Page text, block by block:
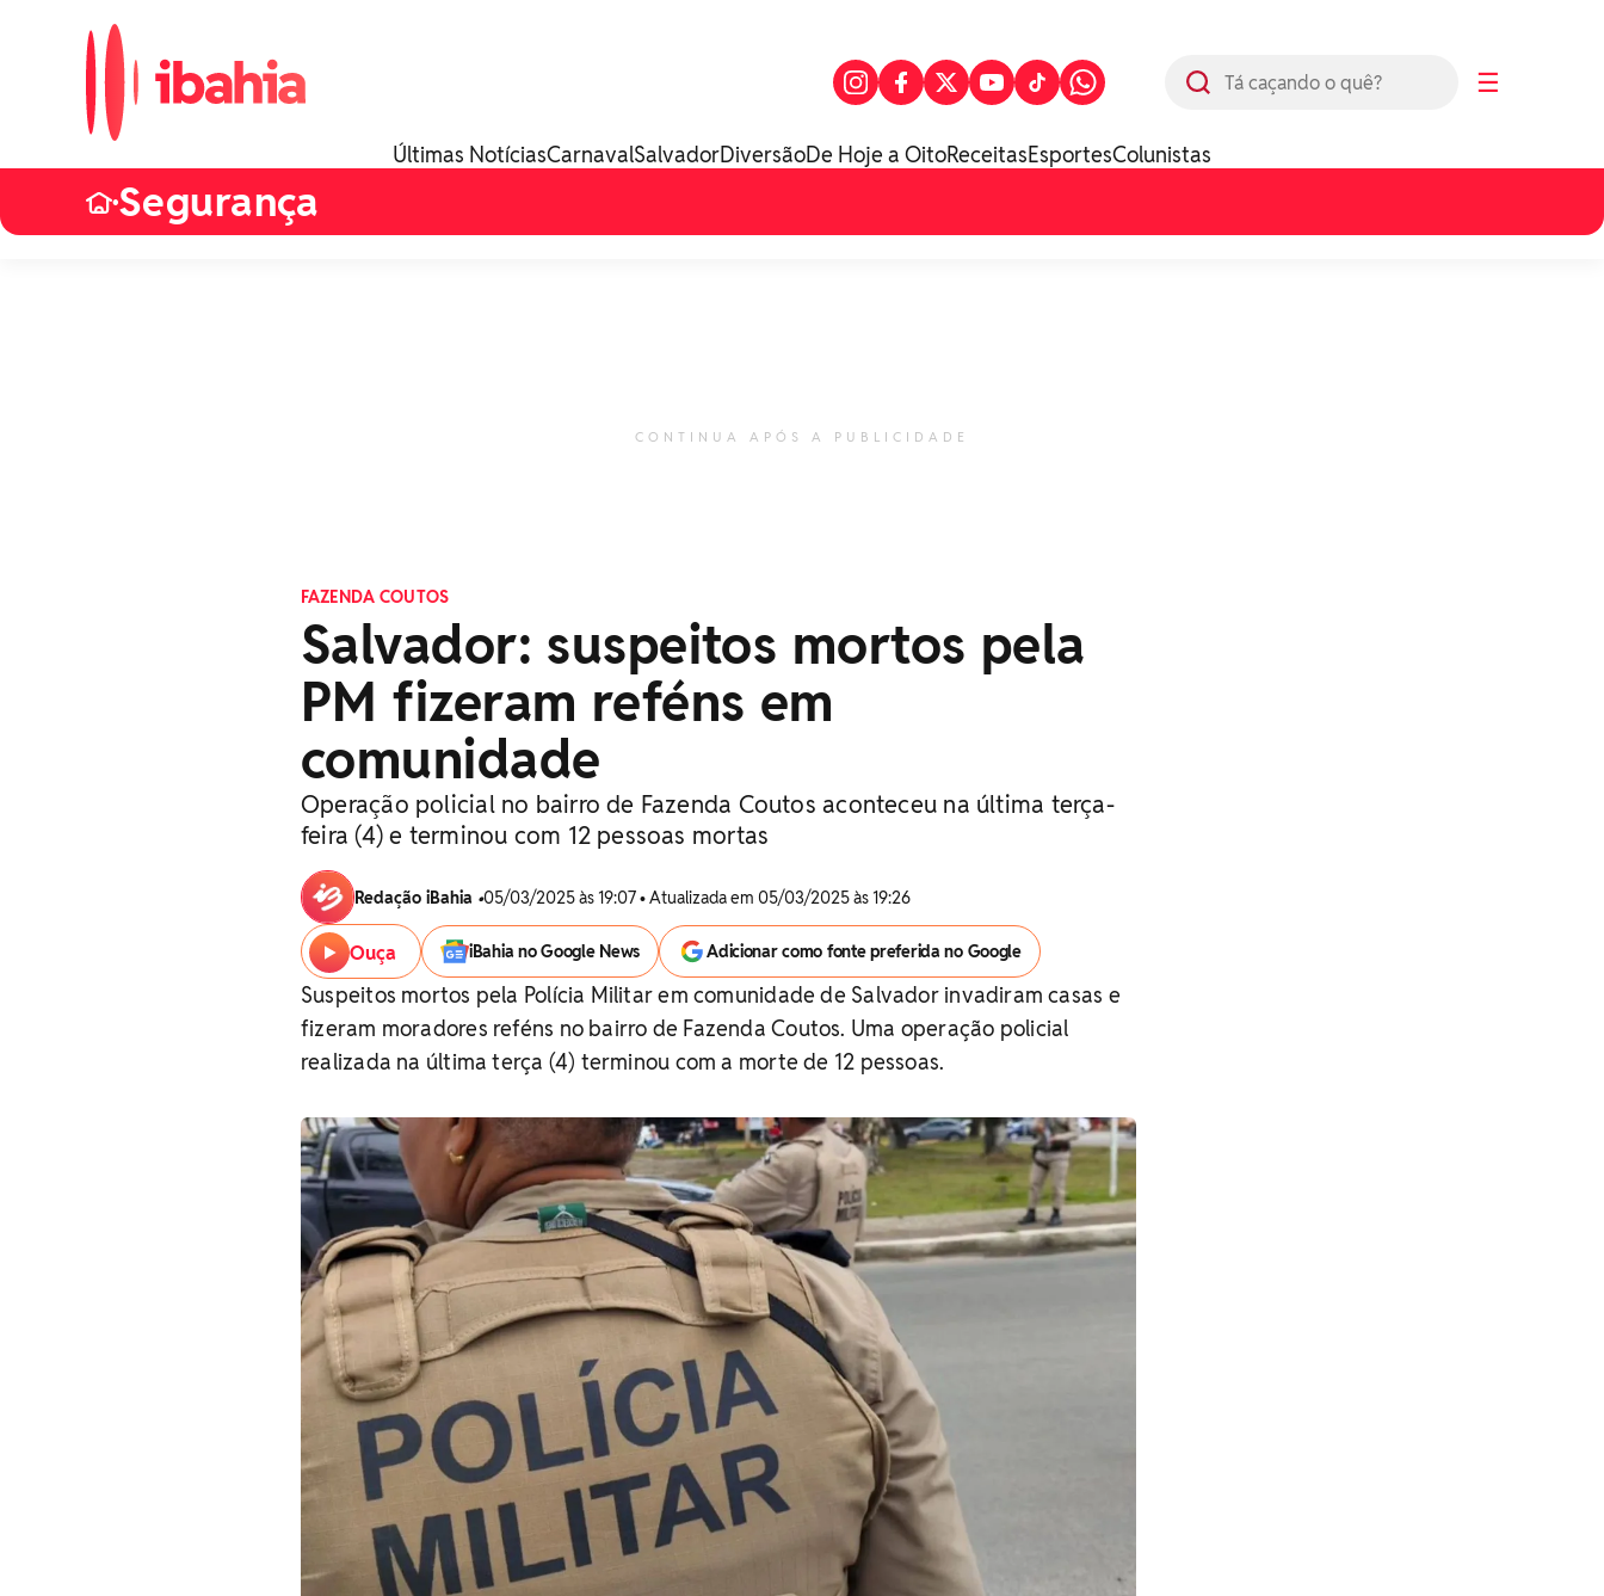
☰
Últimas NotíciasCarnavalSalvadorDiversãoDe Hoje a OitoReceitasEsportesColunistas
•Segurança
CONTINUA APÓS A PUBLICIDADE
FAZENDA COUTOS
Salvador: suspeitos mortos pela
PM fizeram reféns em
comunidade
Operação policial no bairro de Fazenda Coutos aconteceu na última terça-
feira (4) e terminou com 12 pessoas mortas
Redação iBahia •05/03/2025 às 19:07 • Atualizada em 05/03/2025 às 19:26
Ouça iBahia no Google News Adicionar como fonte preferida no Google
Suspeitos mortos pela Polícia Militar em comunidade de Salvador invadiram casas e
fizeram moradores reféns no bairro de Fazenda Coutos. Uma operação policial
realizada na última terça (4) terminou com a morte de 12 pessoas.